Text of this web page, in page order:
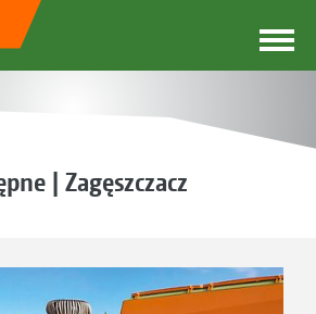
| Zagęszczacz